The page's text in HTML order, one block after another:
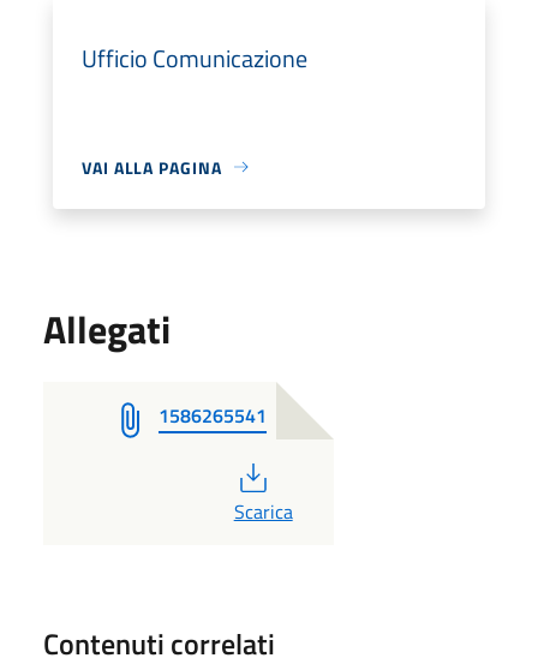
Ufficio Comunicazione
VAI ALLA PAGINA
Allegati
1586265541
PDF
Scarica
Contenuti correlati